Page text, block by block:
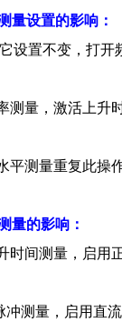
量设置的影响：
设置不变，打开
量，激活上升时
测量重复此操作
量的影响：
时间测量，启用
测量，启用直流